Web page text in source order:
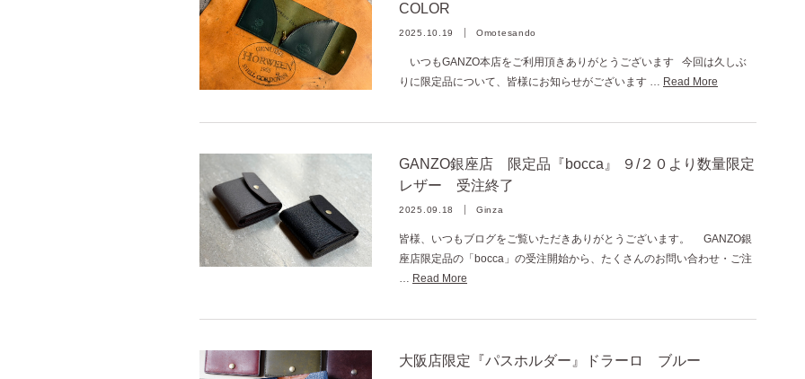
COLOR
2025.10.19 Omotesando
いつもGANZO本店をご利用頂きありがとうございます 今回は久しぶ
りに限定品について、皆様にお知らせがございます … Read More
GANZO銀座店 限定品『bocca』 ９/２０より数量限定
レザー 受注終了
2025.09.18 Ginza
皆様、いつもブログをご覧いただきありがとうございます。 GANZO銀
座店限定品の「bocca」の受注開始から、たくさんのお問い合わせ・ご注
… Read More
大阪店限定『パスホルダー』ドラーロ ブルー